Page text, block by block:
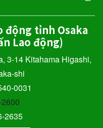
tỉnh Osaka
Lao động)
3-14 Kitahama Higashi,
shi
0031
2635